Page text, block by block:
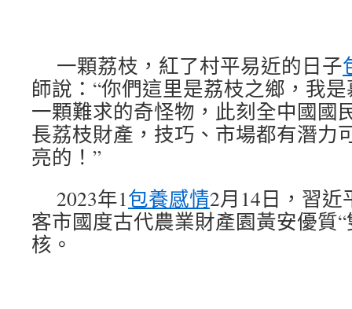
一顆荔枝，紅了村平易近的日子
師說：“你們這里是荔枝之鄉，我
一顆難求的奇怪物，此刻全中國國
長荔枝財產，技巧、市場都有潛力
亮的！”
2023年1包養感情2月14日，習
客市國度古代農業財產園黃安優質
核。